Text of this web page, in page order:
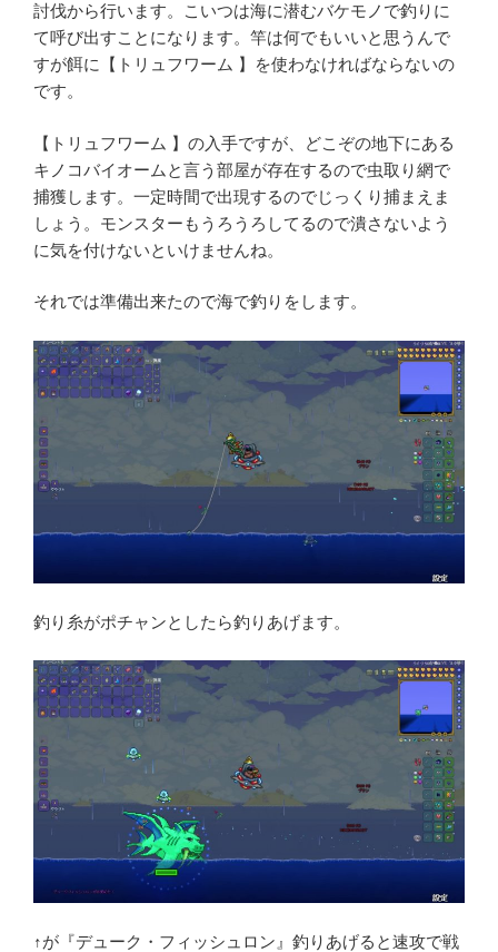
討伐から行います。こいつは海に潜むバケモノで釣りに
て呼び出すことになります。竿は何でもいいと思うんで
すが餌に【トリュフワーム 】を使わなければならないの
です。
【トリュフワーム 】の入手ですが、どこぞの地下にある
キノコバイオームと言う部屋が存在するので虫取り網で
捕獲します。一定時間で出現するのでじっくり捕まえま
しょう。モンスターもうろうろしてるので潰さないよう
に気を付けないといけませんね。
それでは準備出来たので海で釣りをします。
釣り糸がポチャンとしたら釣りあげます。
↑が『デューク・フィッシュロン』釣りあげると速攻で戦